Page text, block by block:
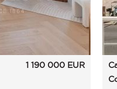
1 190 000 EUR